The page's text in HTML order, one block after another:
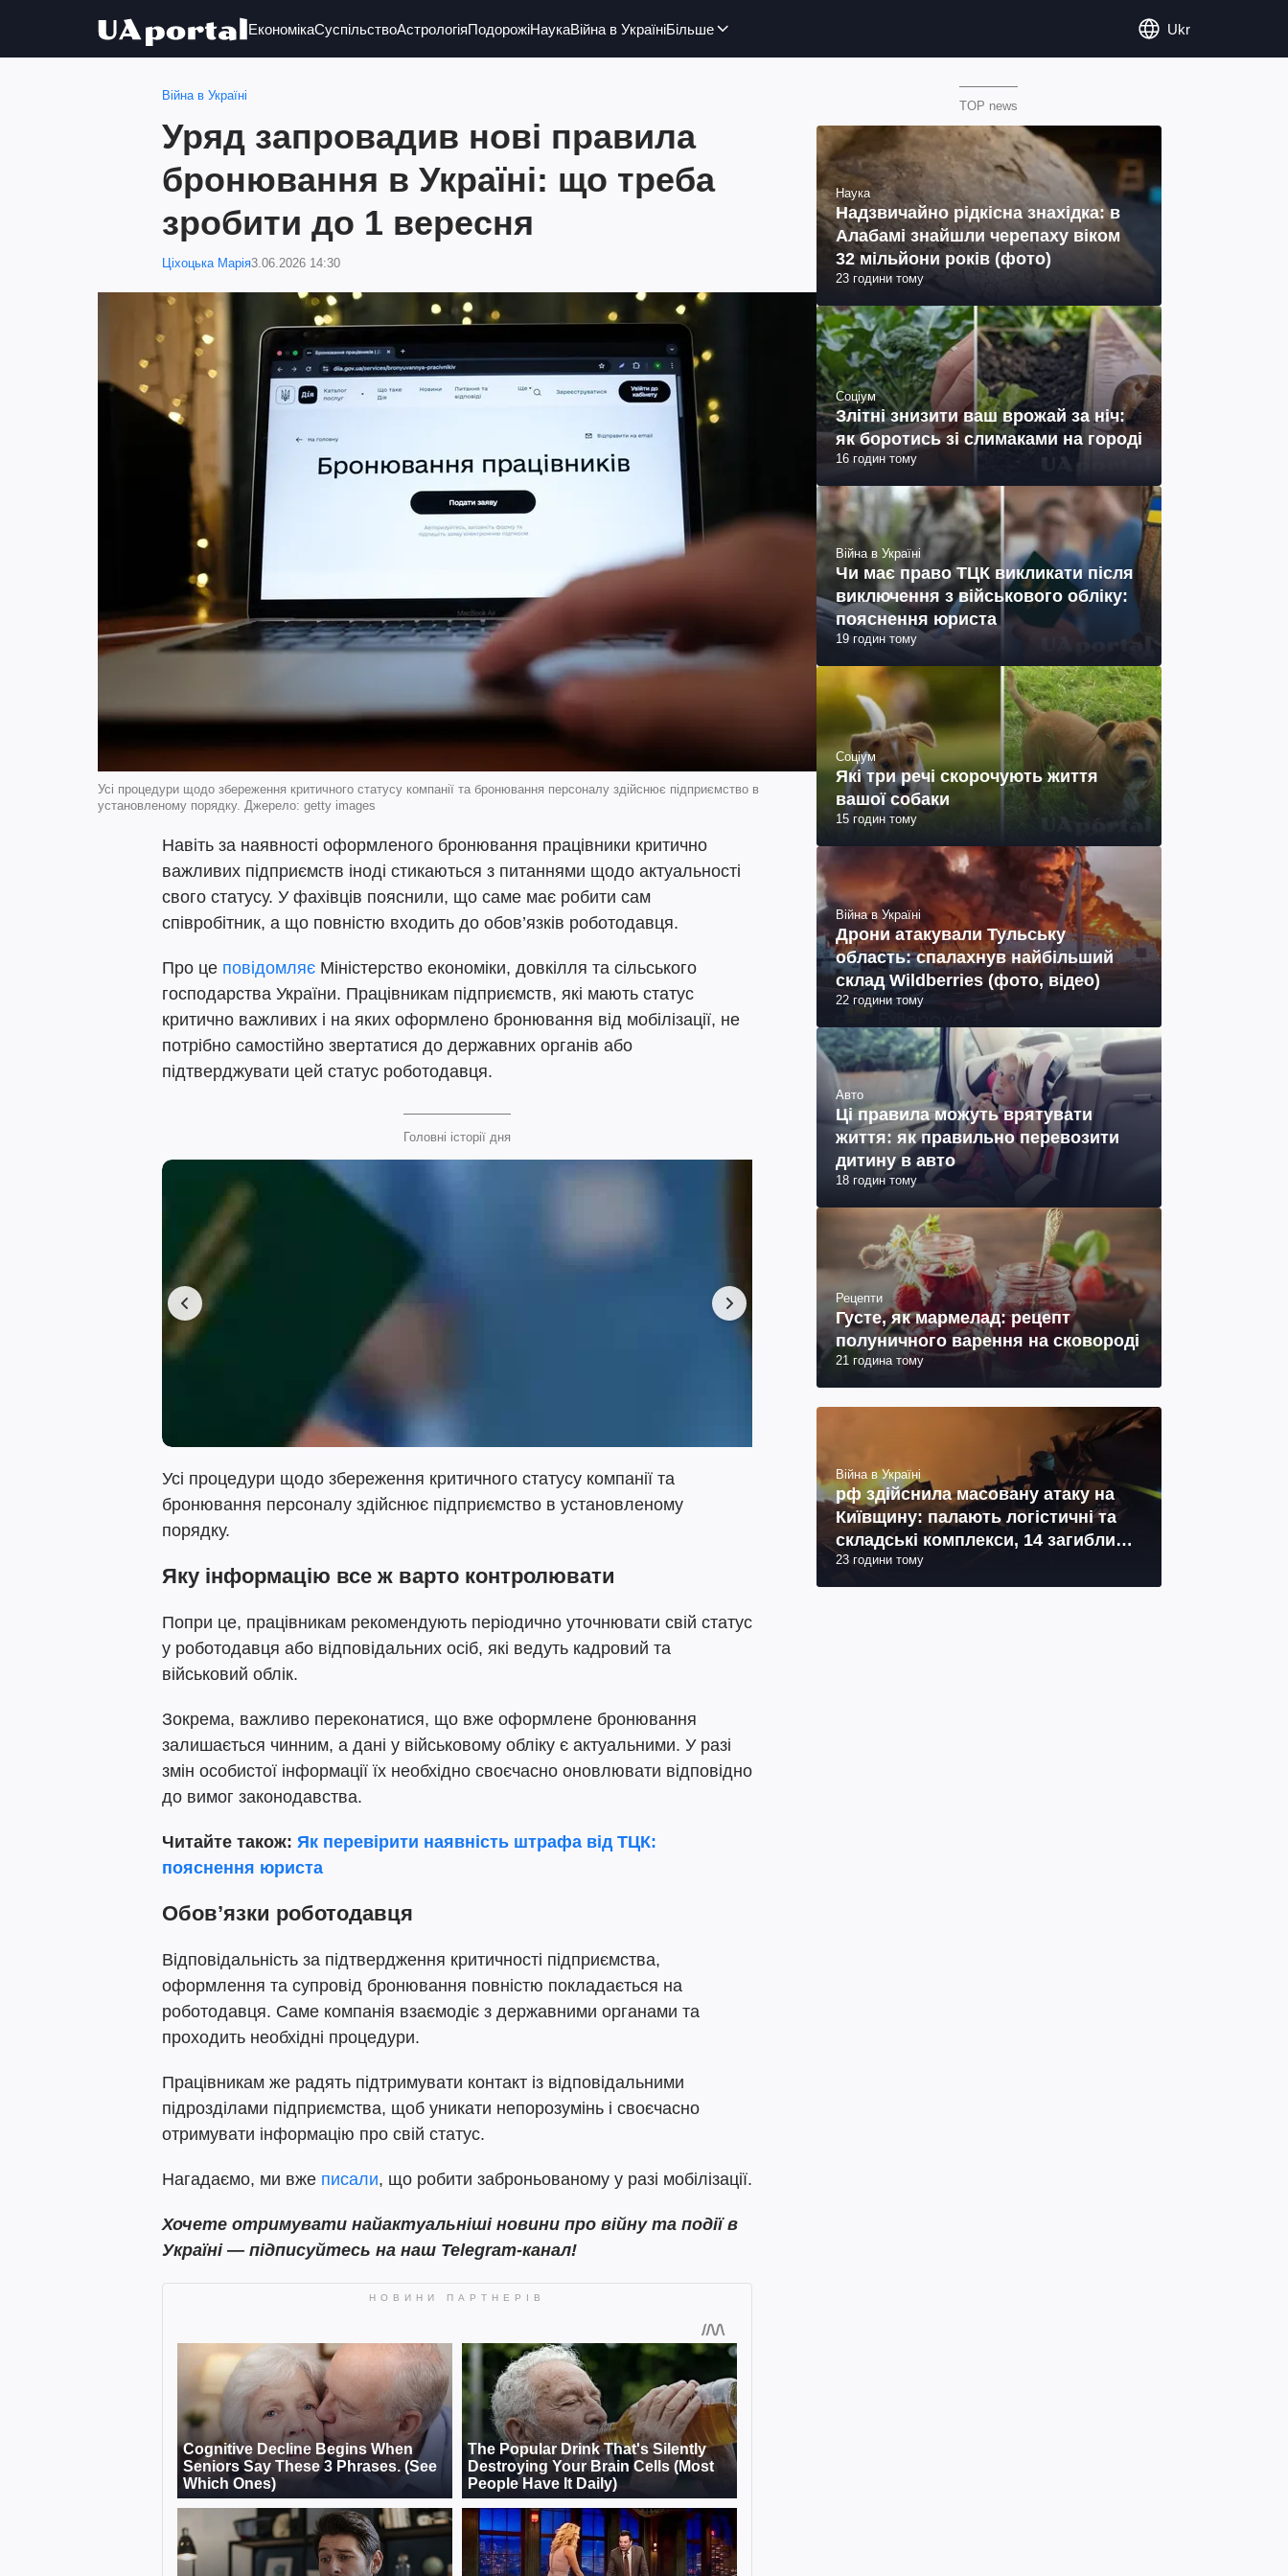
ЕкономікаСуспільствоАстрологіяПодорожіНаукаВійна в УкраїніБільше Ukr
Війна в Україні
Уряд запровадив нові правила
бронювання в Україні: що треба
зробити до 1 вересня
Ціхоцька Марія3.06.2026 14:30
Усі процедури щодо збереження критичного статусу компанії та бронювання персоналу здійснює підприємство в
установленому порядку. Джерело: getty images
Навіть за наявності оформленого бронювання працівники критично
важливих підприємств іноді стикаються з питаннями щодо актуальності
свого статусу. У фахівців пояснили, що саме має робити сам
співробітник, а що повністю входить до обов’язків роботодавця.
Про це повідомляє Міністерство економіки, довкілля та сільського
господарства України. Працівникам підприємств, які мають статус
критично важливих і на яких оформлено бронювання від мобілізації, не
потрібно самостійно звертатися до державних органів або
підтверджувати цей статус роботодавця.
Головні історії дня
Усі процедури щодо збереження критичного статусу компанії та
бронювання персоналу здійснює підприємство в установленому
порядку.
Яку інформацію все ж варто контролювати
Попри це, працівникам рекомендують періодично уточнювати свій статус
у роботодавця або відповідальних осіб, які ведуть кадровий та
військовий облік.
Зокрема, важливо переконатися, що вже оформлене бронювання
залишається чинним, а дані у військовому обліку є актуальними. У разі
змін особистої інформації їх необхідно своєчасно оновлювати відповідно
до вимог законодавства.
Читайте також: Як перевірити наявність штрафа від ТЦК:
пояснення юриста
Обов’язки роботодавця
Відповідальність за підтвердження критичності підприємства,
оформлення та супровід бронювання повністю покладається на
роботодавця. Саме компанія взаємодіє з державними органами та
проходить необхідні процедури.
Працівникам же радять підтримувати контакт із відповідальними
підрозділами підприємства, щоб уникати непорозумінь і своєчасно
отримувати інформацію про свій статус.
Нагадаємо, ми вже писали, що робити заброньованому у разі мобілізації.
Хочете отримувати найактуальніші новини про війну та події в
Україні — підписуйтесь на наш Telegram-канал!
TOP news
Наука
Надзвичайно рідкісна знахідка: в
Алабамі знайшли черепаху віком
32 мільйони років (фото)
23 години тому
Соціум
Злітні знизити ваш врожай за ніч:
як боротись зі слимаками на городі
16 годин тому
Війна в Україні
Чи має право ТЦК викликати після
виключення з військового обліку:
пояснення юриста
19 годин тому
Соціум
Які три речі скорочують життя
вашої собаки
15 годин тому
Війна в Україні
Дрони атакували Тульську
область: спалахнув найбільший
склад Wildberries (фото, відео)
22 години тому
Авто
Ці правила можуть врятувати
життя: як правильно перевозити
дитину в авто
18 годин тому
Рецепти
Густе, як мармелад: рецепт
полуничного варення на сковороді
21 година тому
Війна в Україні
рф здійснила масовану атаку на
Київщину: палають логістичні та
складські комплекси, 14 загиблих,
27 поранених (фото, відео)
23 години тому